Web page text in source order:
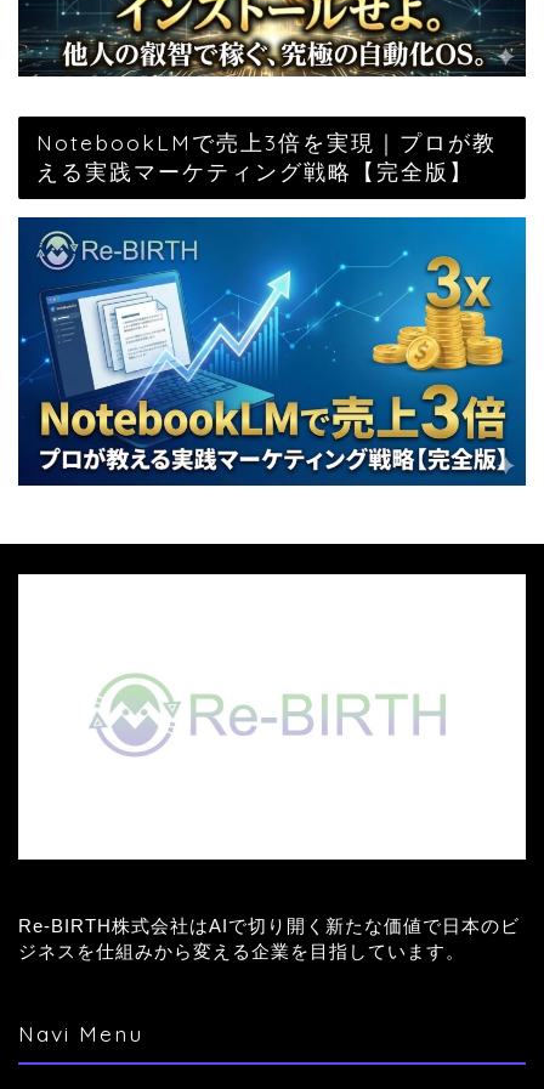
NotebookLMで売上3倍を実現｜プロが教
える実践マーケティング戦略【完全版】
Re-BIRTH株式会社はAIで切り開く新たな価値で日本のビ
ジネスを仕組みから変える企業を目指しています。
Navi Menu